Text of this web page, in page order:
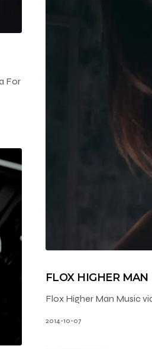
For
FLOX HIGHER MAN
Flox Higher Man Music
2014-10-07